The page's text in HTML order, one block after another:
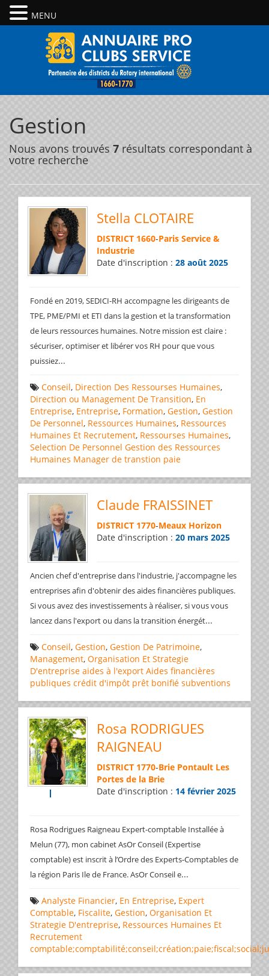
Gestion
Nous avons trouvés 7 résultats correspondant à
votre recherche
Stella CLOTAIRE
DISTRICT 1660-Paris Service &
Industrie
Date d'inscription : 28 août 2025
Fondé en 2019, SEDICI-RH accompagne les dirigeants de
TPE, PME/PMI et ETI dans la gestion et la transformation
de leurs ressources humaines. Notre mission est claire :
sécuriser, optimiser et libérer vos RH pour que vous
puissiez...
Conseil, Direction Des Ressourses Humaines,
Direction ou Management De Transition, En
Entreprise, Entreprise, Formation, Gestion, Gestion
De Personnel, Ressources Humaines, Ressources
Humaines Et Recrutement, Ressourses Humaines,
Selection De Personnel Gestion des Ressources
Humaines Manager de transtion paie
Claude FRAISSINET
DISTRICT 1770-Meaux Horizon
Date d'inscription : 20 mars 2025
Ancien chef d'entreprise dans l'industrie, j'accompagne les
entreprises afin d'obtenir des aides financières publiques.
Si vous avez des investissements à réaliser, si vous vous
lancez dans l'export ou dans la transition énergét...
Conseil, Gestion, Gestion De Patrimoine,
Management, Organisation Et Strategie
D'entreprise aides à l'export Aides financières
publiques crédit d'impôt prêt bonifié subventions
Rosa RODRIGUES
RAIGNEAU
DISTRICT 1770-Brie Pontault Les
Portes de la Brie
Date d'inscription : 14 février 2025
Rosa Rodrigues Raigneau Expert-comptable Installée à
Melun (77), mon cabinet AsOr Conseil (Expertise
comptable) est inscrit à l’Ordre des Experts-Comptables de
la région Paris Ile de France. AsOr Conseil e...
Analyste Financier, En Entreprise, Expert
Comptable, Fiscalite, Gestion, Organisation Et
Strategie D'entreprise, Ressources Humaines Et
Recrutement
MENU